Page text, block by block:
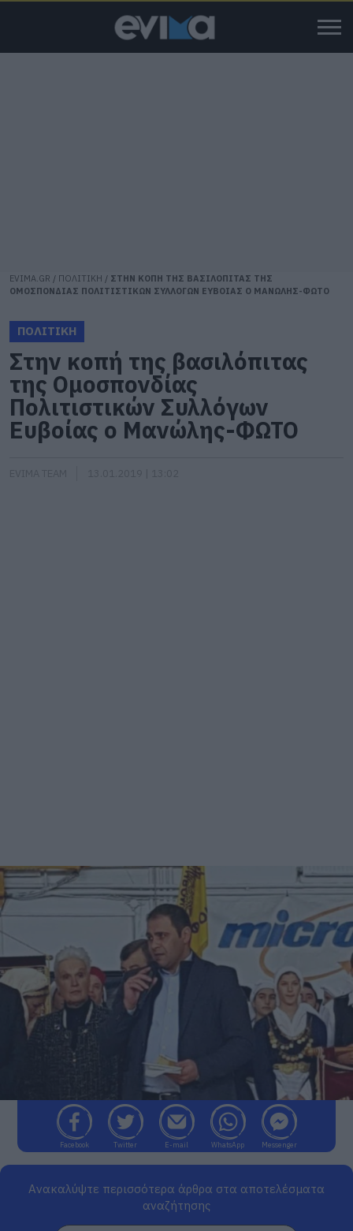
EVIMA.GR / ΠΟΛΙΤΙΚΗ / ΣΤΗΝ ΚΟΠΗ ΤΗΣ ΒΑΣΙΛΟΠΙΤΑΣ ΤΗΣ
ΟΜΟΣΠΟΝΔΙΑΣ ΠΟΛΙΤΙΣΤΙΚΩΝ ΣΥΛΛΟΓΩΝ ΕΥΒΟΙΑΣ Ο ΜΑΝΩΛΗΣ-ΦΩΤΟ
ΠΟΛΙΤΙΚΗ
Στην κοπή της βασιλόπιτας
της Ομοσπονδίας
Πολιτιστικών Συλλόγων
Ευβοίας ο Μανώλης-ΦΩΤΟ
Facebook Twitter E-mail WhatsApp Messenger
Ανακαλύψτε περισσότερα άρθρα στα αποτελέσματα
αναζήτησης